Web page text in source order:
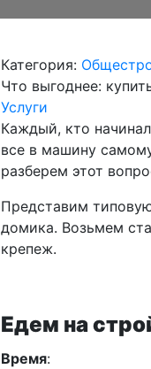
Категория:
Что выгоднее:
Услуги
Каждый, кто
все в машину
разберем этот
Представим
домика. Возьмем
крепеж.
Едем на
Время: